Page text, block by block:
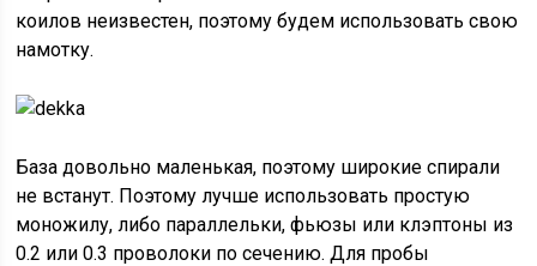
коилов неизвестен, поэтому будем использовать свою
намотку.
База довольно маленькая, поэтому широкие спирали
не встанут. Поэтому лучше использовать простую
моножилу, либо параллельки, фьюзы или клэптоны из
0.2 или 0.3 проволоки по сечению. Для пробы